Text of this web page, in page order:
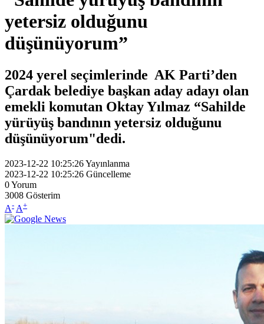
yetersiz olduğunu
düşünüyorum”
2024 yerel seçimlerinde AK Parti’den
Çardak belediye başkan aday adayı olan
emekli komutan Oktay Yılmaz “Sahilde
yürüyüş bandının yetersiz olduğunu
düşünüyorum"dedi.
2023-12-22 10:25:26Yayınlanma
2023-12-22 10:25:26 Güncelleme
0Yorum
3008 Gösterim
A- A+